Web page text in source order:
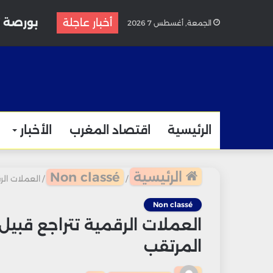
الجمعة, أغسطس 7 2026 أخبار عاجلة
الرئيسية اقتصاد المغرب الأخبار
الرئيسية /
Non classé
/ العملات
Non classé
العملات الرقمية تتراجع
المرتقب